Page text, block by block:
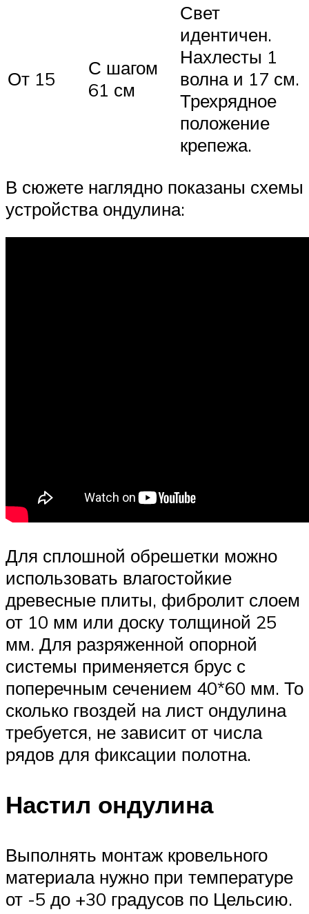
От 15
С шагом
61 см
Свет
идентичен.
Нахлесты 1
волна и 17 см.
Трехрядное
положение
крепежа.
В сюжете наглядно показаны схемы
устройства ондулина:
Для сплошной обрешетки можно
использовать влагостойкие
древесные плиты, фибролит слоем
от 10 мм или доску толщиной 25
мм. Для разряженной опорной
системы применяется брус с
поперечным сечением 40*60 мм. То
сколько гвоздей на лист ондулина
требуется, не зависит от числа
рядов для фиксации полотна.
Настил ондулина
Выполнять монтаж кровельного
материала нужно при температуре
от -5 до +30 градусов по Цельсию.